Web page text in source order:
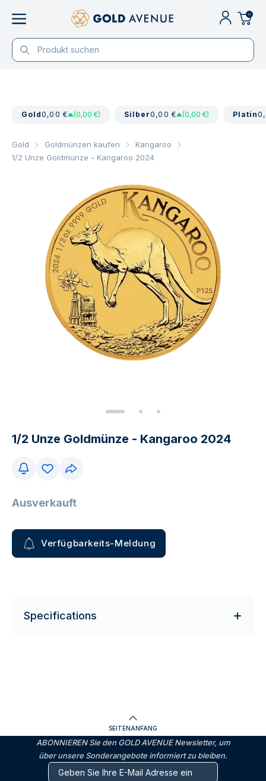
0
Gold0,00 € (0,00 €) Silber0,00 € (0,00 €) Platin
Gold Goldmünzen kaufen
Kangaroo
1/2 Unze Goldmünze - Kangaroo 2024
1/2 Unze Goldmünze - Kangaroo 2024
Ausverkauft
Verfügbarkeits-Meldung
Specifications
SEITENANFANG
ABONNIEREN Sie den GOLD AVENUE Newsletter, um
über unsere Sonderangebote informiert zu bleiben.